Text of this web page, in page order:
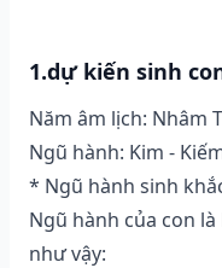
1.dự kiến sinh
Năm âm lịch: Nhâm
Ngũ hành: Kim -
* Ngũ hành sinh
Ngũ hành của con là
như vậy: